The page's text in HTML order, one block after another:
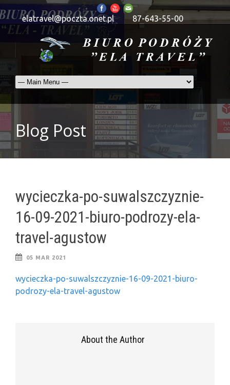
elatravel@poczta.onet.pl 87-643-55-00
Blog Post
wycieczka-po-suwalszczyznie-
16-09-2021-biuro-podrozy-ela-
travel-agustow
05 MAR 2021
wycieczka-po-suwalszczyznie-16-09-2021-biuro-
podrozy-ela-travel-agustow
About the Author